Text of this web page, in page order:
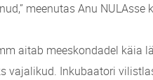
meenutas Anu NULAsse
aitab meeskondadel käia
vajalikud. Inkubaatori